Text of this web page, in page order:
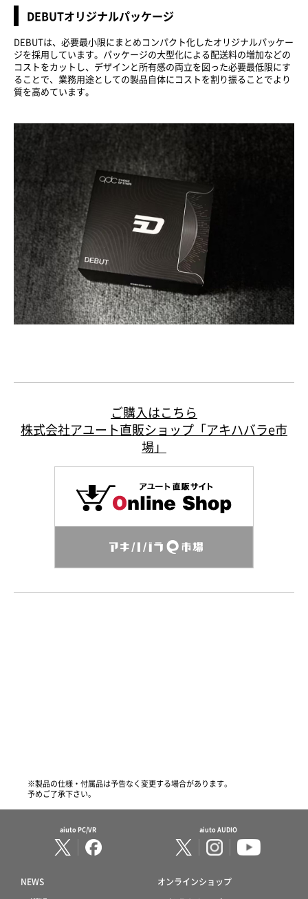
DEBUTオリジナルパッケージ
DEBUTは、必要最小限にまとめコンパクト化したオリジナルパッケー
ジを採用しています。パッケージの大型化による配送料の増加などの
コストをカットし、デザインと所有感の両立を図った必要最低限にす
ることで、業務用途としての製品自体にコストを割り振ることでより
質を高めています。
ご購入はこちら
株式会社アユート直販ショップ「アキハバラe市
場」
※製品の仕様・付属品は予告なく変更する場合があります。
予めご了承下さい。
aiuto PC/VR aiuto AUDIO
NEWS オンラインショップ